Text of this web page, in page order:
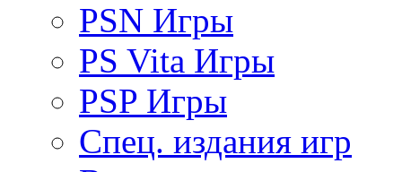
PSN Игры
PS Vita Игры
PSP Игры
Спец. издания игр